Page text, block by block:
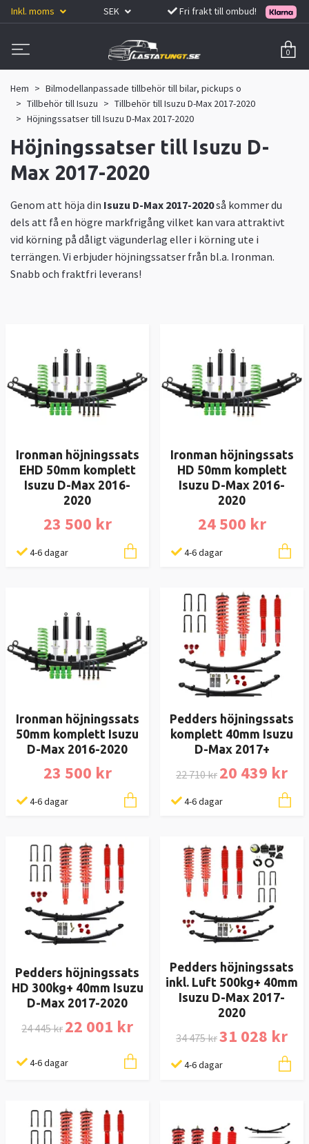
Inkl. moms SEK Fri frakt till ombud!
0
Hem
Bilmodellanpassade tillbehör till bilar, pickups o
Tillbehör till Isuzu
Tillbehör till Isuzu D-Max 2017-2020
Höjningssatser till Isuzu D-Max 2017-2020
Höjningssatser till Isuzu D-
Max 2017-2020
Genom att höja din Isuzu D-Max 2017-2020så kommer du
dels att få en högre markfrigång vilket kan vara attraktivt
vid körning på dåligt vägunderlag eller i körning ute i
terrängen. Vi erbjuder höjningssatser från bl.a. Ironman.
Snabb och fraktfri leverans!
Ironman höjningssats
EHD 50mm komplett
Isuzu D-Max 2016-
2020
23 500 kr
4-6 dagar
Ironman höjningssats
HD 50mm komplett
Isuzu D-Max 2016-
2020
24 500 kr
4-6 dagar
Ironman höjningssats
50mm komplett Isuzu
D-Max 2016-2020
23 500 kr
4-6 dagar
Pedders höjningssats
komplett 40mm Isuzu
D-Max 2017+
22 710 kr 20 439 kr
4-6 dagar
Pedders höjningssats
HD 300kg+ 40mm Isuzu
D-Max 2017-2020
24 445 kr 22 001 kr
4-6 dagar
Pedders höjningssats
inkl. Luft 500kg+ 40mm
Isuzu D-Max 2017-
2020
34 475 kr31 028 kr
4-6 dagar